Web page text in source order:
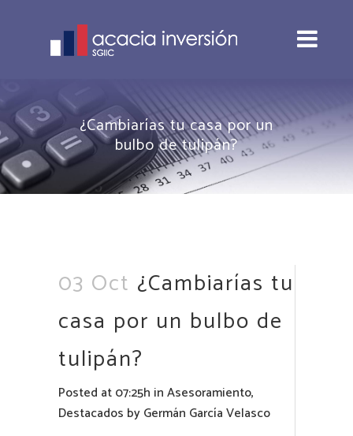
¿Cambiarías tu casa por un
bulbo de tulipán?
03 Oct ¿Cambiarías tu
casa por un bulbo de
tulipán?
Posted at 07:25h inAsesoramiento,
Destacados byGermán García Velasco